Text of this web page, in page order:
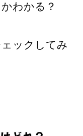
わかる？
ックしてみ